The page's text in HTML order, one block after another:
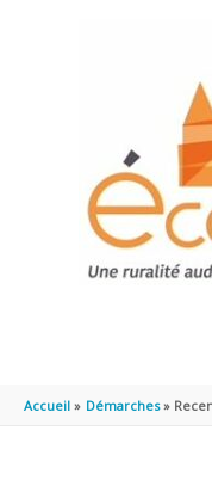
Accueil Démarches